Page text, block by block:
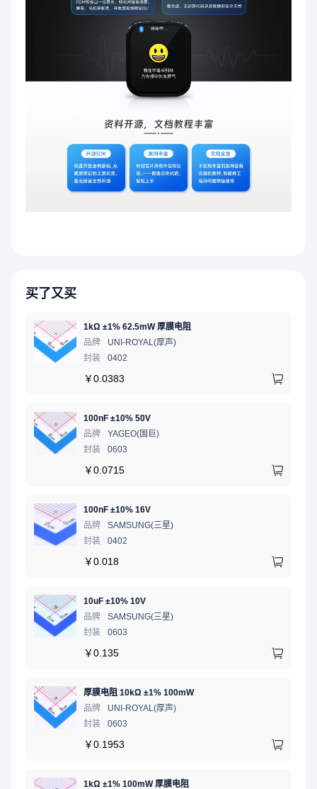
买了又买
1kΩ ±1% 62.5mW 厚膜电阻
品牌
UNI-ROYAL(厚声)
封装
0402
￥0.0383
100nF ±10% 50V
品牌
YAGEO(国巨)
封装
0603
￥0.0715
100nF ±10% 16V
品牌
SAMSUNG(三星)
封装
0402
￥0.018
10uF ±10% 10V
品牌
SAMSUNG(三星)
封装
0603
￥0.135
厚膜电阻 10kΩ ±1% 100mW
品牌
UNI-ROYAL(厚声)
封装
0603
￥0.1953
1kΩ ±1% 100mW 厚膜电阻